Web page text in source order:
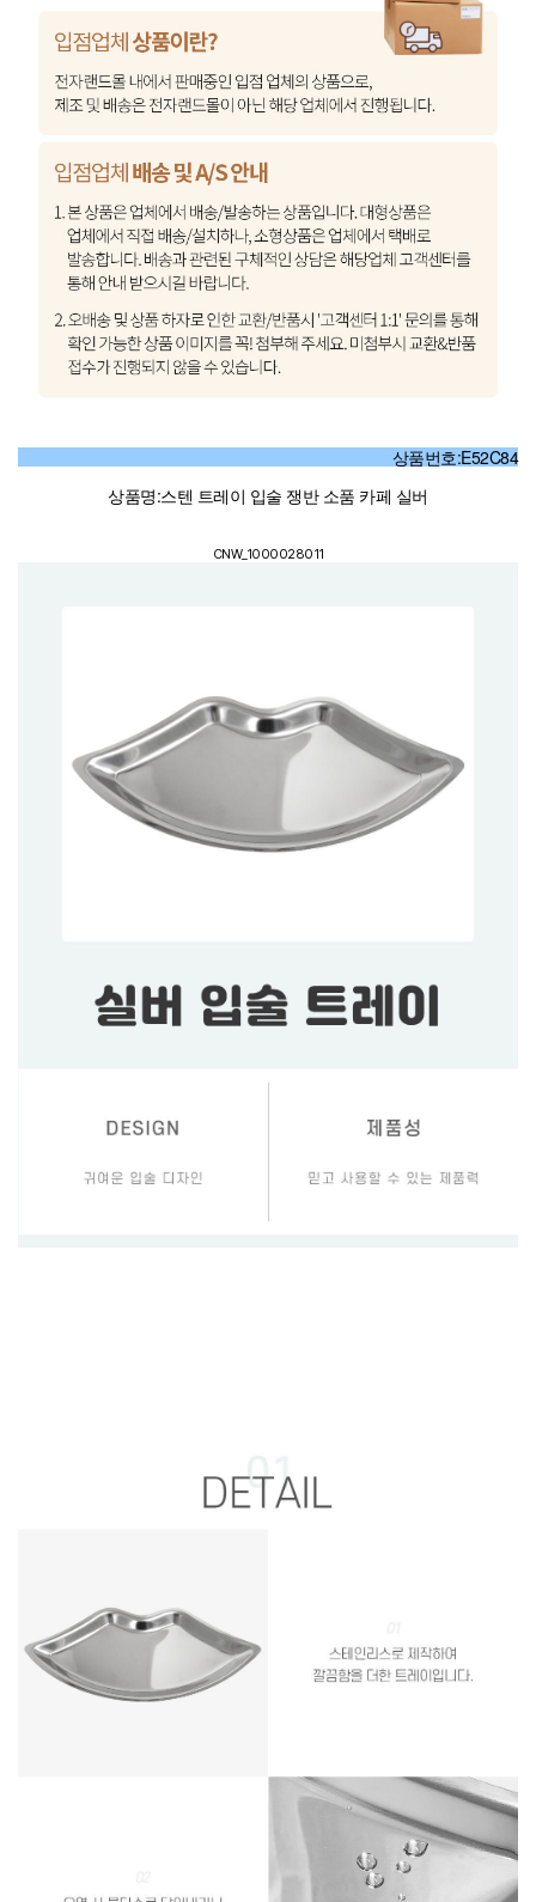
상품번호:E52C84
상품명:스텐 트레이 입술 쟁반 소품 카페 실버
CNW_1000028011